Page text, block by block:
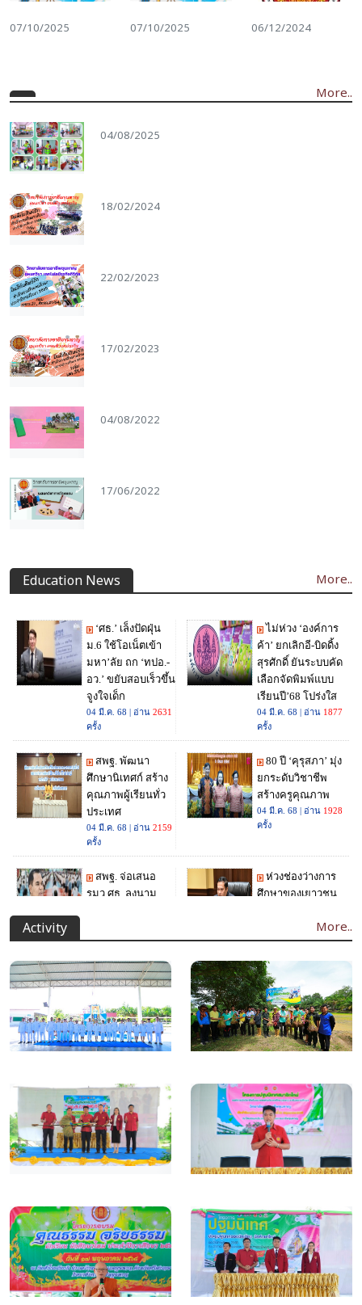
07/10/2025 07/10/2025 06/12/2024
More..
04/08/2025
18/02/2024
22/02/2023
17/02/2023
04/08/2022
17/06/2022
Education News More..
Activity More..